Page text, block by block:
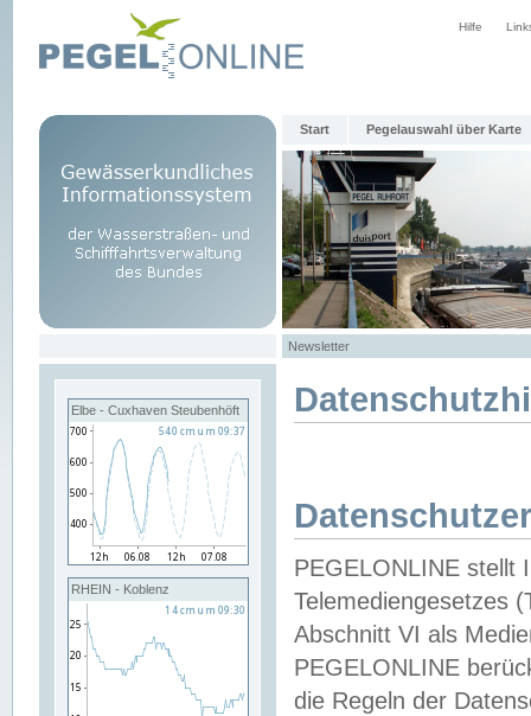
Hilfe
Start Pegelauswahl über Karte
Newsletter
Elbe - Cuxhaven Steubenhöft
RHEIN - Koblenz
PEGELONLINE stellt
Telemediengesetzes
Abschnitt VI als
PEGELONLINE
die Regeln der